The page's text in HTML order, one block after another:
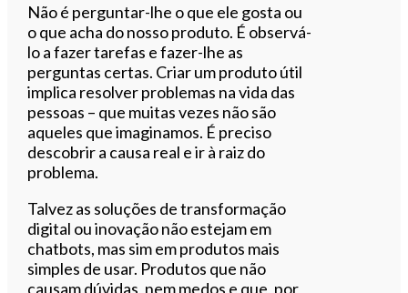
Não é perguntar-lhe o que ele gosta ou
o que acha do nosso produto. É observá-
lo a fazer tarefas e fazer-lhe as
perguntas certas. Criar um produto útil
implica resolver problemas na vida das
pessoas – que muitas vezes não são
aqueles que imaginamos. É preciso
descobrir a causa real e ir à raiz do
problema.
Talvez as soluções de transformação
digital ou inovação não estejam em
chatbots, mas sim em produtos mais
simples de usar. Produtos que não
causam dúvidas, nem medos e que, por